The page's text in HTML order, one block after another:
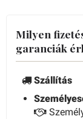
Milyen
garanciák
Szállítás